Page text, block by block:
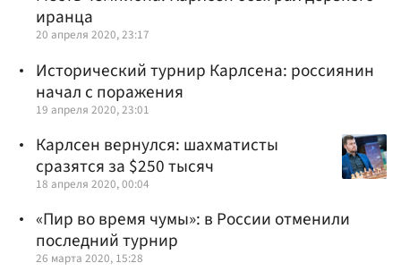
иранца
20 апреля 2020, 23:17
Исторический турнир Карлсена: россиянин
начал с поражения
19 апреля 2020, 23:01
Карлсен вернулся: шахматисты
сразятся за $250 тысяч
18 апреля 2020, 00:04
«Пир во время чумы»: в России отменили
последний турнир
26 марта 2020, 15:28